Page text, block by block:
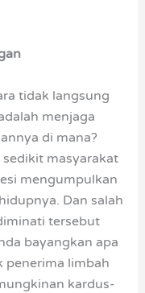
tidak langsung
menjaga
di mana?
masyarakat
mengumpulkan
Dan salah
tersebut
bayangkan apa
penerima limbah
kardus-